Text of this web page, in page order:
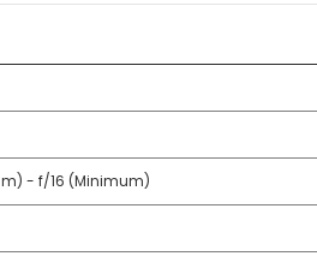
- f/16 (Minimum)